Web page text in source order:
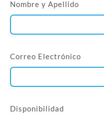
Nombre y Apellido
Correo Electrónico
Disponibilidad